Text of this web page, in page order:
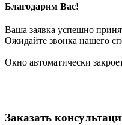
Благодарим Вас!
Ваша заявка успешно
Ожидайте звонка нашего
Окно автоматически
Заказать